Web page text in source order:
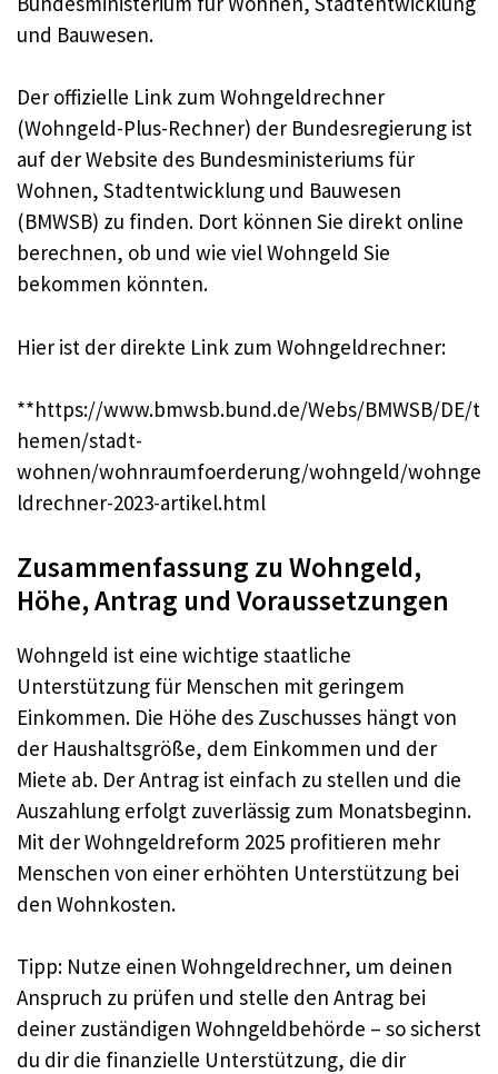
und Bauwesen.
Der offizielle Link zum Wohngeldrechner
(Wohngeld-Plus-Rechner) der Bundesregierung ist
auf der Website des Bundesministeriums für
Wohnen, Stadtentwicklung und Bauwesen
(BMWSB) zu finden. Dort können Sie direkt online
berechnen, ob und wie viel Wohngeld Sie
bekommen könnten.
Hier ist der direkte Link zum Wohngeldrechner:
**https://www.bmwsb.bund.de/Webs/BMWSB/DE/t
hemen/stadt-
wohnen/wohnraumfoerderung/wohngeld/wohnge
ldrechner-2023-artikel.html
Zusammenfassung zu Wohngeld,
Höhe, Antrag und Voraussetzungen
Wohngeld ist eine wichtige staatliche
Unterstützung für Menschen mit geringem
Einkommen. Die Höhe des Zuschusses hängt von
der Haushaltsgröße, dem Einkommen und der
Miete ab. Der Antrag ist einfach zu stellen und die
Auszahlung erfolgt zuverlässig zum Monatsbeginn.
Mit der Wohngeldreform 2025 profitieren mehr
Menschen von einer erhöhten Unterstützung bei
den Wohnkosten.
Tipp: Nutze einen Wohngeldrechner, um deinen
Anspruch zu prüfen und stelle den Antrag bei
deiner zuständigen Wohngeldbehörde – so sicherst
du dir die finanzielle Unterstützung, die dir